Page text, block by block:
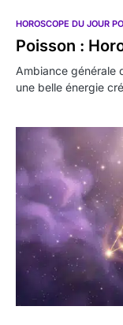
HOROSCOPE DU JOUR
Poisson :
Ambiance générale
une belle énergie